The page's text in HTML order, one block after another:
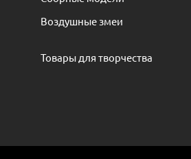
Воздушные змеи
Товары для творчества